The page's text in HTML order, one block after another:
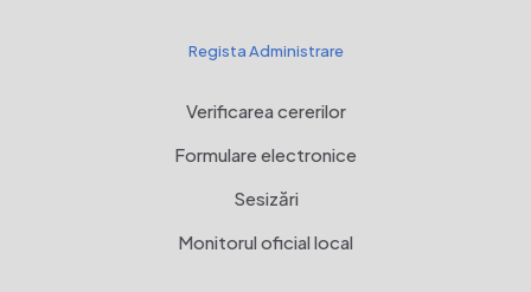
Regista Administrare
Verificarea cererilor
Formulare electronice
Sesizări
Monitorul oficial local